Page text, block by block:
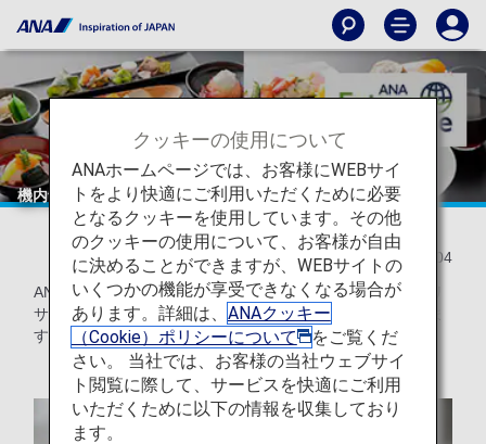
機内食で「食品ロス」削減を目指す
2021/08/04
ANAは、機内食の搭載数のコントロールや調理時のごみのリ
サイクルなど様々な視点で「食品ロス」削減を目指していま
す。
クッキーの使用について
ANAホームページでは、お客様にWEBサイ
トをより快適にご利用いただくために必要
となるクッキーを使用しています。その他
のクッキーの使用について、お客様が自由
に決めることができますが、WEBサイトの
いくつかの機能が享受できなくなる場合が
あります。詳細は、 ANAクッキー
（Cookie）ポリシーについて
をご覧くだ
さい。 当社では、お客様の当社ウェブサイ
ト閲覧に際して、サービスを快適にご利用
いただくために以下の情報を収集しており
ます。